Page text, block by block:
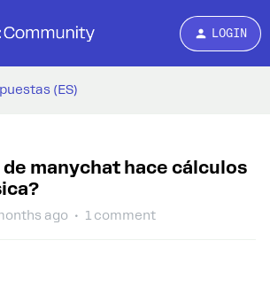
LOGIN
(ES)
de manychat hace cálculos
ago 1 comment